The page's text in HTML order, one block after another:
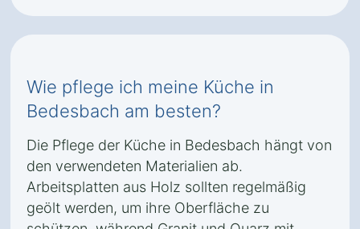
Wie pflege ich meine Küche in
Bedesbach am besten?
Die Pflege der Küche in Bedesbach hängt von
den verwendeten Materialien ab.
Arbeitsplatten aus Holz sollten regelmäßig
geölt werden, um ihre Oberfläche zu